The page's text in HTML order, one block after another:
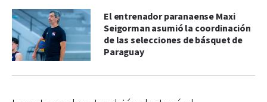
El entrenador paranaense Maxi
Seigorman asumió la coordinación
de las selecciones de básquet de
Paraguay